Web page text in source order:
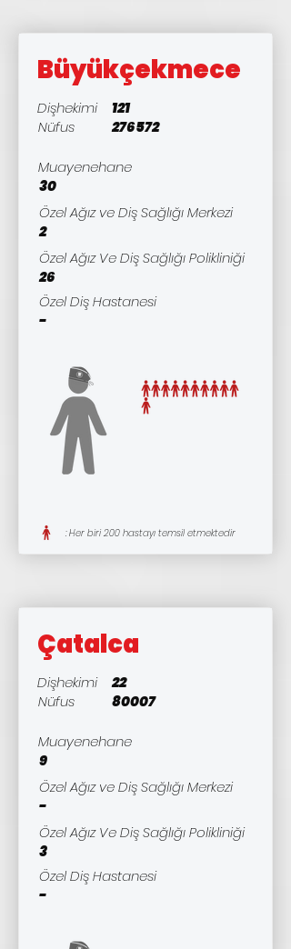
Büyükçekmece
Dişhekimi
121
Nüfus
276572
Muayenehane
30
Özel Ağız ve Diş Sağlığı Merkezi
2
Özel Ağız Ve Diş Sağlığı Polikliniği
26
Özel Diş Hastanesi
-
: Her biri 200 hastayı temsil etmektedir
Çatalca
Dişhekimi
22
Nüfus
80007
Muayenehane
9
Özel Ağız ve Diş Sağlığı Merkezi
-
Özel Ağız Ve Diş Sağlığı Polikliniği
3
Özel Diş Hastanesi
-